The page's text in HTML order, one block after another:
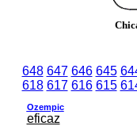
648 647 646 645
618 617 616 615
Ozempic
eficaz